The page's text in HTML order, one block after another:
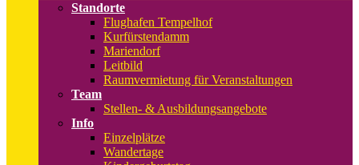
Standorte
Flughafen Tempelhof
Kurfürstendamm
Mariendorf
Leitbild
Raumvermietung für Veranstaltungen
Team
Stellen- & Ausbildungsangebote
Info
Einzelplätze
Wandertage